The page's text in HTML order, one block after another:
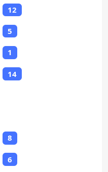
12
5
1
14
8
6